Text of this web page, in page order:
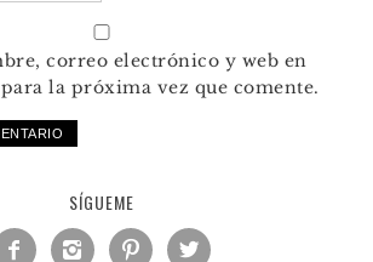
correo electrónico y web en
la próxima vez que comente.
SÍGUEME
   